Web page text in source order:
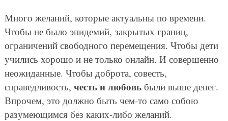
Много желаний, которые актуальны по времени.
Чтобы не было эпидемий, закрытых границ,
ограничений свободного перемещения. Чтобы дети
учились хорошо и не только онлайн. И совершенно
неожиданные. Чтобы доброта, совесть,
справедливость, честь и любовьбыли выше денег.
Впрочем, это должно быть чем-то само собою
разумеющимся без каких-либо желаний.